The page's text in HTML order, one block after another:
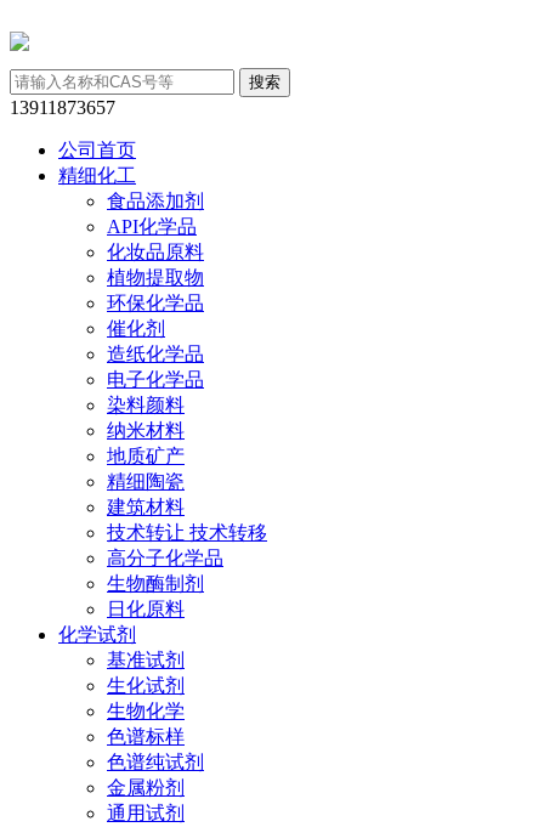
13911873657
公司首页
精细化工
食品添加剂
API化学品
化妆品原料
植物提取物
环保化学品
催化剂
造纸化学品
电子化学品
染料颜料
纳米材料
地质矿产
精细陶瓷
建筑材料
技术转让 技术转移
高分子化学品
生物酶制剂
日化原料
化学试剂
基准试剂
生化试剂
生物化学
色谱标样
色谱纯试剂
金属粉剂
通用试剂